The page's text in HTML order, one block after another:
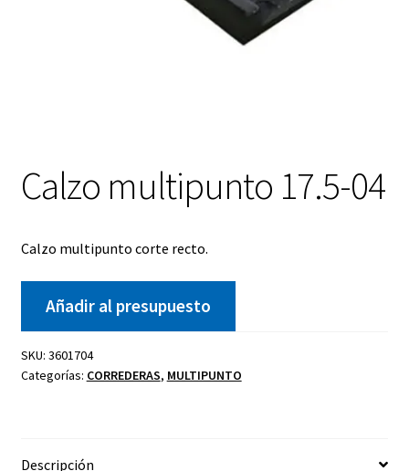
Calzo multipunto 17.5-04
Calzo multipunto corte recto.
Añadir al presupuesto
SKU: 3601704
Categorías: CORREDERAS, MULTIPUNTO
Descripción